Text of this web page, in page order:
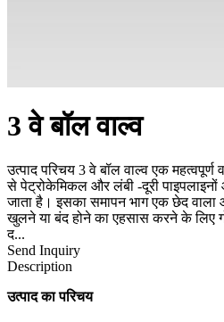
3 वे बॉल वाल्व
उत्पाद परिचय 3 वे बॉल वाल्व एक
से पेट्रोकेमिकल और लंबी -दूरी पाइपलाइनों
जाता है। इसका समापन भाग एक छेद
खुलने या बंद होने का एहसास करने के लिए
द...
Send Inquiry
Description
उत्पाद का परिचय